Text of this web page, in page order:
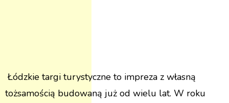
Łódzkie targi turystyczne to impreza z własną
tożsamością budowaną już od wielu lat. W roku